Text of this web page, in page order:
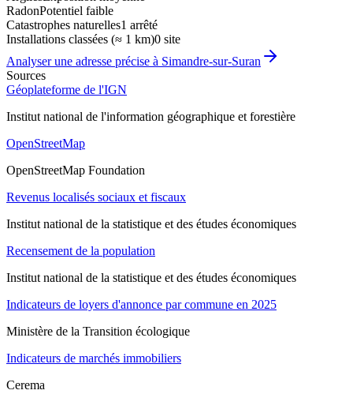
RadonPotentiel faible
Catastrophes naturelles1 arrêté
Installations classées (≈ 1 km)0 site
Analyser une adresse précise à Simandre-sur-Suran
Sources
Géoplateforme de l'IGN
Institut national de l'information géographique et forestière
OpenStreetMap
OpenStreetMap Foundation
Revenus localisés sociaux et fiscaux
Institut national de la statistique et des études économiques
Recensement de la population
Institut national de la statistique et des études économiques
Indicateurs de loyers d'annonce par commune en 2025
Ministère de la Transition écologique
Indicateurs de marchés immobiliers
Cerema